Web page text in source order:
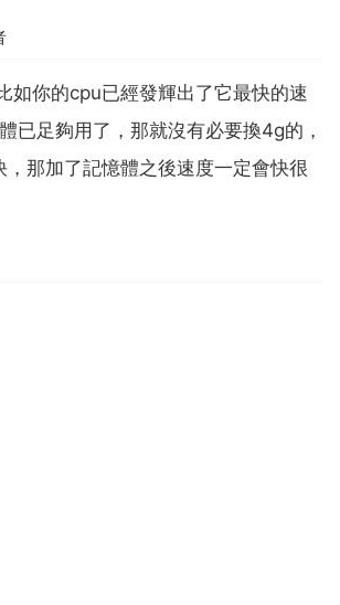
如你的cpu已經發輝出了它最快的速
已足夠用了，那就沒有必要換4g的，
那加了記憶體之後速度一定會快很